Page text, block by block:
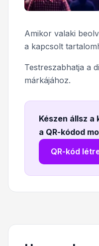
Amikor valaki
a kapcsolt
Testreszabhatja a
márkájához.
Készen állsz a
a QR-kódod
QR-kód